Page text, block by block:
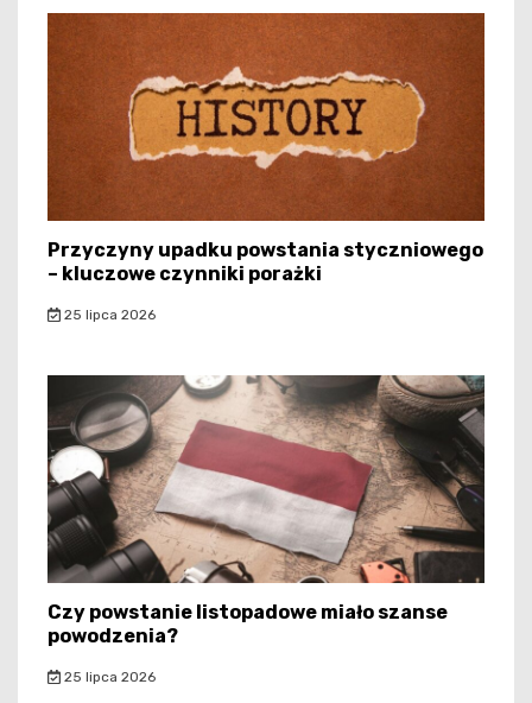
Przyczyny upadku powstania styczniowego
– kluczowe czynniki porażki
25 lipca 2026
Czy powstanie listopadowe miało szanse
powodzenia?
25 lipca 2026